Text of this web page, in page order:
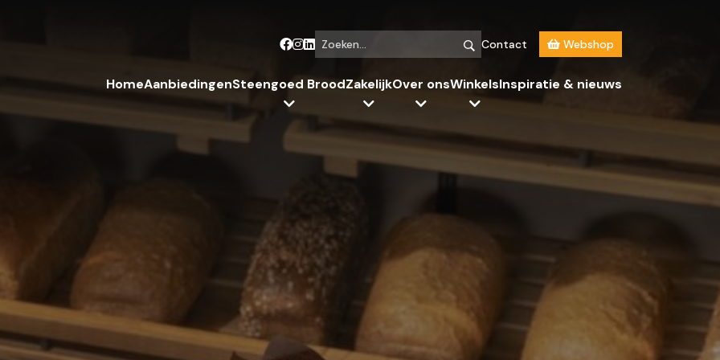
Zoeken... Contact Webshop
HomeAanbiedingenSteengoed BroodZakelijkOver onsWinkelsInspiratie & nieuws